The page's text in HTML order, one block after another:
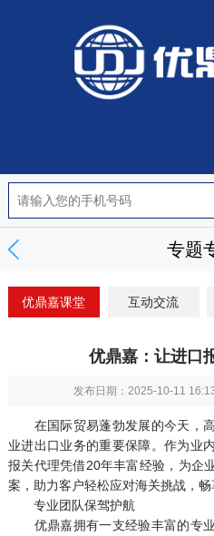
专题
优鼎嘉课堂 互动交流
优鼎嘉：让进口
发布日期：2025-10-11
在国际贸易蓬勃发展的今天，高
业进出口业务的重要保障。作为业
报关代理凭借20年丰富经验，为企
案，助力客户轻松应对海关挑战，畅
专业团队保驾护航
优鼎嘉拥有一支经验丰富的专业